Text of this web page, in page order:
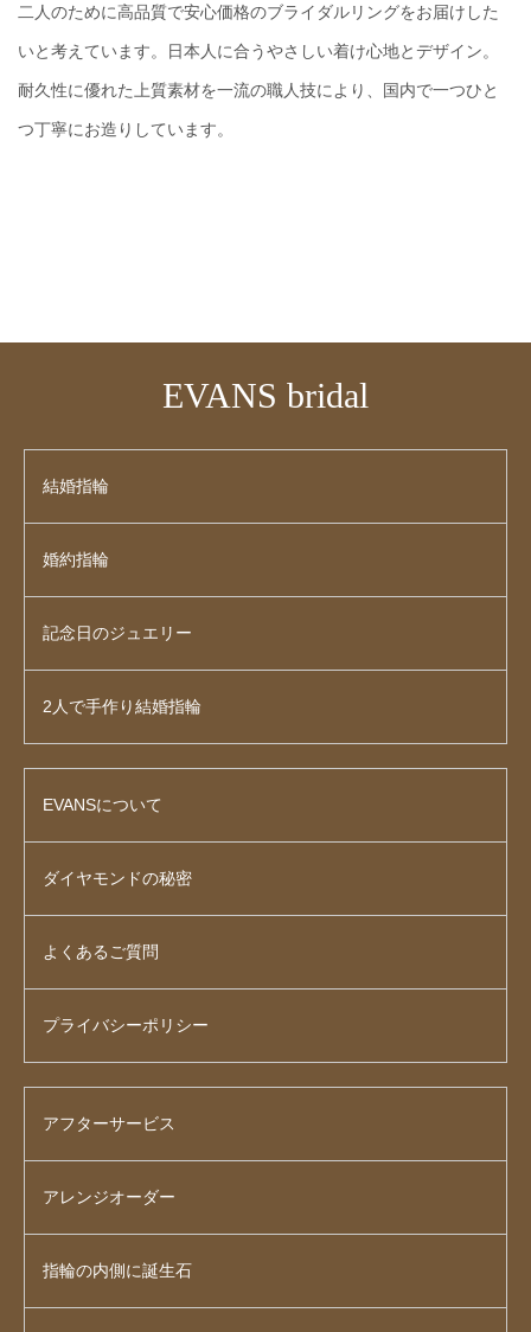
二人のために高品質で安心価格のブライダルリングをお届けした
いと考えています。日本人に合うやさしい着け心地とデザイン。
耐久性に優れた上質素材を一流の職人技により、国内で一つひと
つ丁寧にお造りしています。
EVANS bridal
結婚指輪
婚約指輪
記念日のジュエリー
2人で手作り結婚指輪
EVANSについて
ダイヤモンドの秘密
よくあるご質問
プライバシーポリシー
アフターサービス
アレンジオーダー
指輪の内側に誕生石